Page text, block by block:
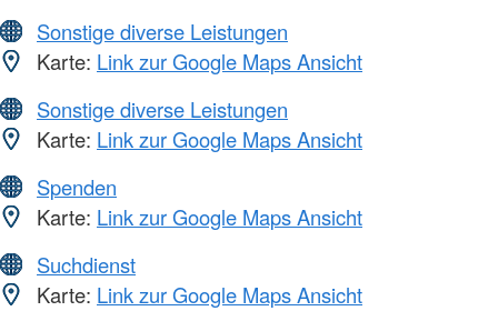
Sonstige diverse Leistungen
Karte: Link zur Google Maps Ansicht
Sonstige diverse Leistungen
Karte: Link zur Google Maps Ansicht
Spenden
Karte: Link zur Google Maps Ansicht
Suchdienst
Karte: Link zur Google Maps Ansicht